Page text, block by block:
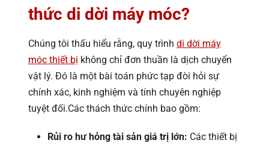
thức di dời máy móc?
Chúng tôi thấu hiểu rằng, quy trình di dời máy
móc thiết bị không chỉ đơn thuần là dịch chuyển
vật lý. Đó là một bài toán phức tạp đòi hỏi sự
chính xác, kinh nghiệm và tính chuyên nghiệp
tuyệt đối.Các thách thức chính bao gồm:
Rủi ro hư hỏng tài sản giá trị lớn: Các thiết bị